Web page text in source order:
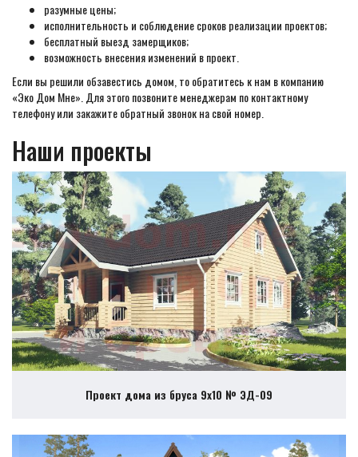
разумные цены;
исполнительность и соблюдение сроков реализации проектов;
бесплатный выезд замерщиков;
возможность внесения изменений в проект.
Если вы решили обзавестись домом, то обратитесь к нам в компанию
«Эко Дом Мне». Для этого позвоните менеджерам по контактному
телефону или закажите обратный звонок на свой номер.
Наши проекты
Проект дома из бруса 9х10 № ЭД-09